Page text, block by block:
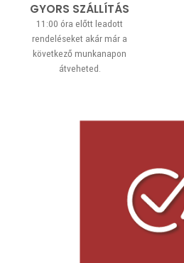
GYORS SZÁLLÍTÁS
11:00 óra előtt leadott
rendeléseket akár már a
következő munkanapon
átveheted.